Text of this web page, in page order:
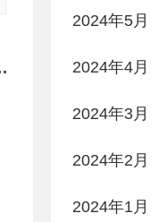
2024年5月
2024年4月
2024年3月
2024年2月
2024年1月